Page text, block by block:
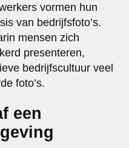
vormen hun
van bedrijfsfoto’s.
mensen zich
presenteren,
bedrijfscultuur veel
foto’s.
een